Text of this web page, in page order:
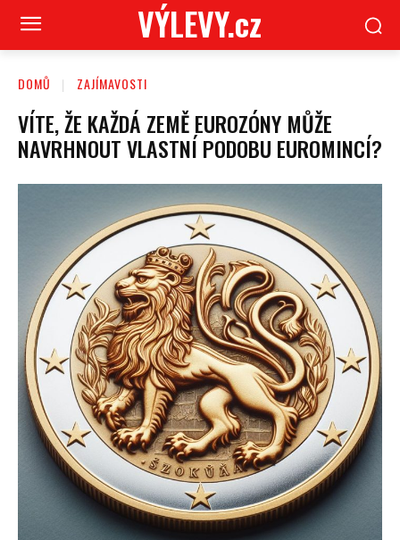
VÝLEVY.cz
DOMŮ ZAJÍMAVOSTI
VÍTE, ŽE KAŽDÁ ZEMĚ EUROZÓNY MŮŽE
NAVRHNOUT VLASTNÍ PODOBU EUROMINCÍ?